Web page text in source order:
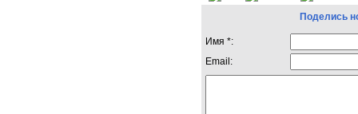
Поделись
Имя *:
Email: